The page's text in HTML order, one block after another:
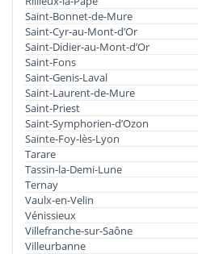
Saint-Bonnet-de-Mure
Saint-Cyr-au-Mont-d’Or
Saint-Didier-au-Mont-d’Or
Saint-Fons
Saint-Genis-Laval
Saint-Laurent-de-Mure
Saint-Priest
Saint-Symphorien-d’Ozon
Sainte-Foy-lès-Lyon
Tarare
Tassin-la-Demi-Lune
Ternay
Vaulx-en-Velin
Vénissieux
Villefranche-sur-Saône
Villeurbanne